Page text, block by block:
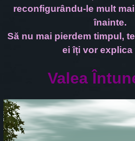
reconfigurându-le mult
înainte.
Să nu mai pierdem timpul,
ei îți vor explica
Valea